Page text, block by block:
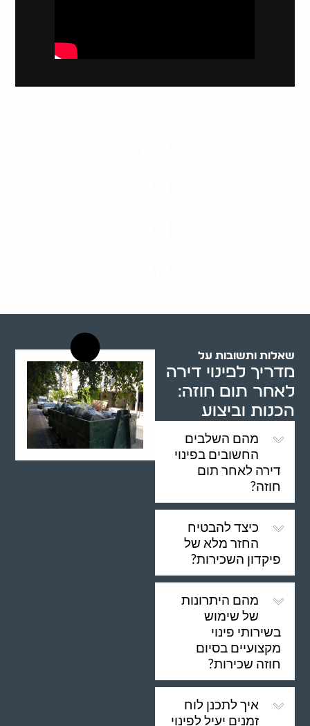
שאלות ותשובות על
מדריך לפינוי דירה
לאחר תום חוזה:
הכנות וביצוע
מהם השלבים
החשובים בפינוי
דירה לאחר תום
חוזה?
כיצד להבטיח
החזר מלא של
פיקדון השכירות?
מהם היתרונות
של שימוש
בשירותי פינוי
מקצועיים בסיום
חוזה שכירות?
איך לתכנן לוח
זמנים יעיל לפינוי